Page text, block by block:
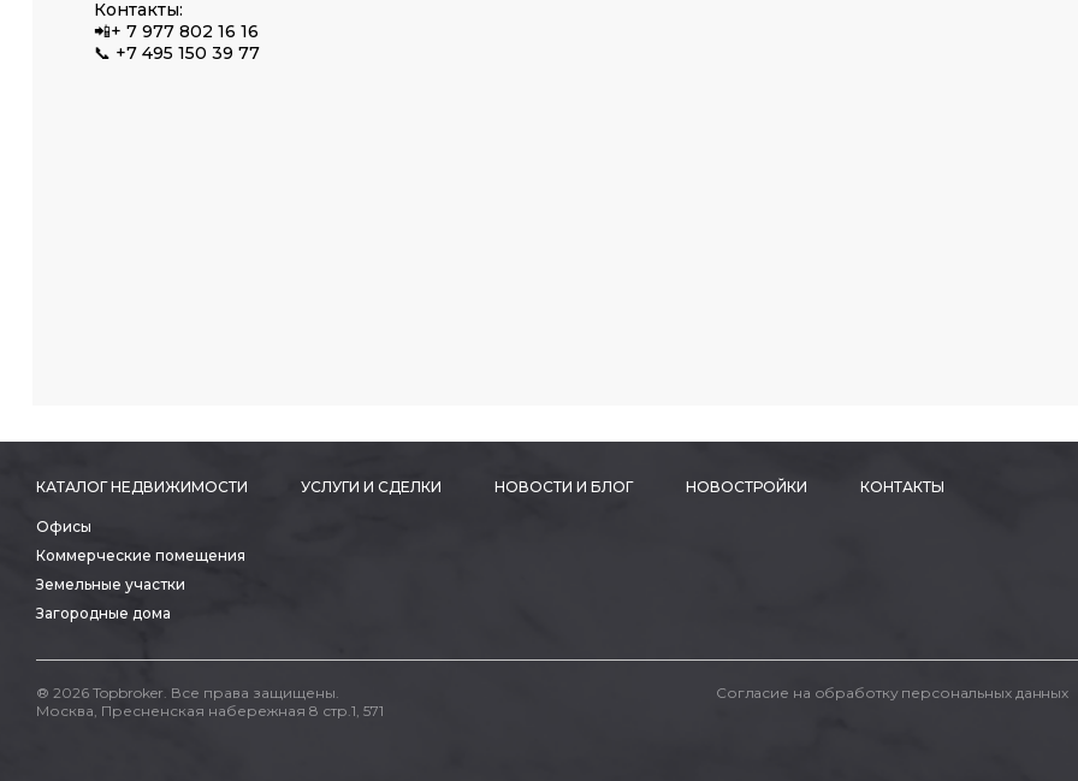
Контакты:
📲+ 7 977 802 16 16
📞 +7 495 150 39 77
КАТАЛОГ НЕДВИЖИМОСТИ
Офисы
Коммерческие помещения
Земельные участки
Загородные дома
УСЛУГИ И СДЕЛКИ НОВОСТИ И БЛОГ НОВОСТРОЙКИ КОНТАКТЫ
® 2026 Topbroker. Все права защищены.
Москва, Пресненская набережная 8 стр.1, 571
Согласие на обработку персональных данных